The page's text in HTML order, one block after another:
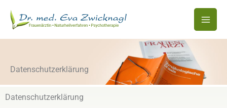
Inhalt
springen
Datenschutzerklärung
Datenschutzerklärung